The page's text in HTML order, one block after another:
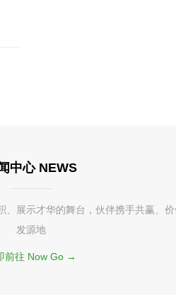
中心 NEWS
、展示才华的舞台，伙伴携手共赢、
发源地
前往 Now Go →